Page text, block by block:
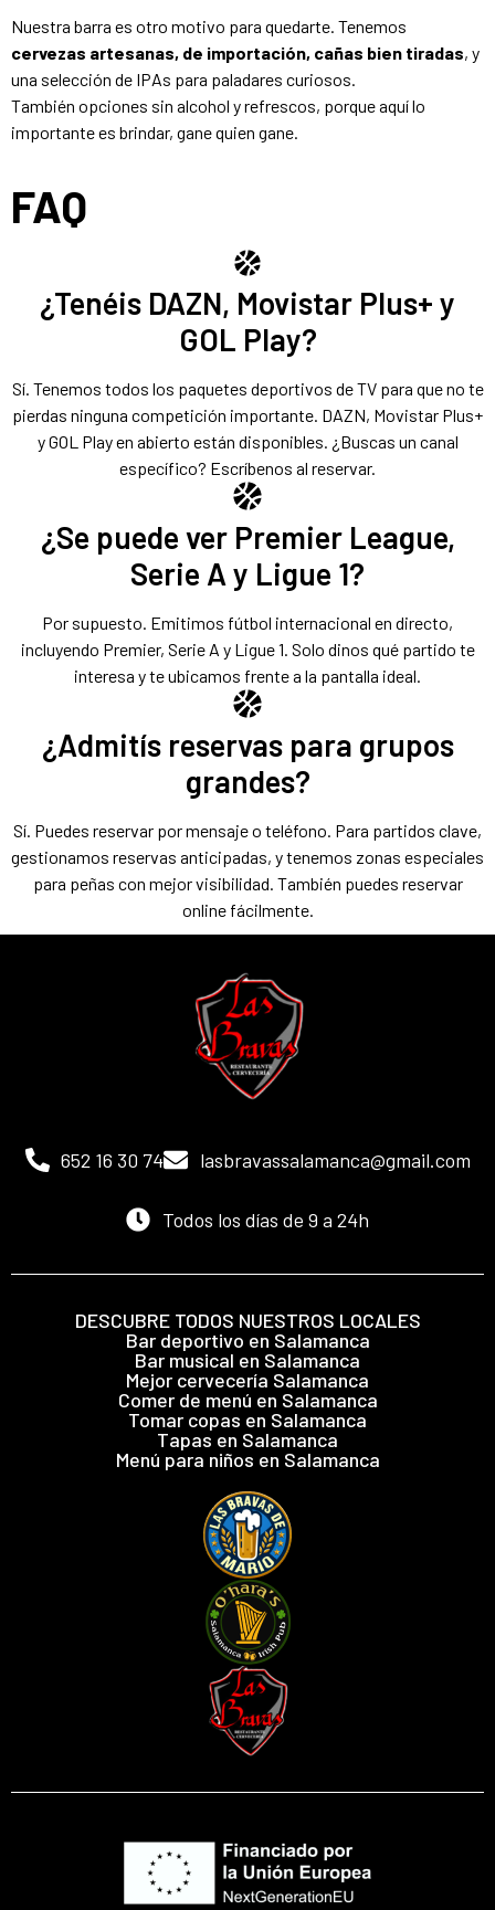
Nuestra barra es otro motivo para quedarte. Tenemos
cervezas artesanas, de importación, cañas bien tiradas, y
una selección de IPAs para paladares curiosos.
También opciones sin alcohol y refrescos, porque aquí lo
importante es brindar, gane quien gane.
FAQ
¿Tenéis DAZN, Movistar Plus+ y
GOL Play?
Sí. Tenemos todos los paquetes deportivos de TV para que no te
pierdas ninguna competición importante. DAZN, Movistar Plus+
y GOL Play en abierto están disponibles. ¿Buscas un canal
específico? Escríbenos al reservar.
¿Se puede ver Premier League,
Serie A y Ligue 1?
Por supuesto. Emitimos fútbol internacional en directo,
incluyendo Premier, Serie A y Ligue 1. Solo dinos qué partido te
interesa y te ubicamos frente a la pantalla ideal.
¿Admitís reservas para grupos
grandes?
Sí. Puedes reservar por mensaje o teléfono. Para partidos clave,
gestionamos reservas anticipadas, y tenemos zonas especiales
para peñas con mejor visibilidad. También puedes reservar
online fácilmente.
652 16 30 74 lasbravassalamanca@gmail.com
Todos los días de 9 a 24h
DESCUBRE TODOS NUESTROS LOCALES
Bar deportivo en Salamanca
Bar musical en Salamanca
Mejor cervecería Salamanca
Comer de menú en Salamanca
Tomar copas en Salamanca
Tapas en Salamanca
Menú para niños en Salamanca